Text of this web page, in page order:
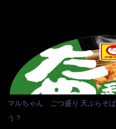
に行っても同じメニュー同じ味
近は、ステーキガストに試しに
くて） しかし最近のファミレス
ア担当は2人程度しか居ないん
ネル！！ 凄いよなぁ～ 20年位
居たと思うけど・・・ 判らず店
ーポンなんだけどと伝えると、
くれたが、何故かタッチパネル
マルちゃん ごつ盛り 天ぷらそ
う？